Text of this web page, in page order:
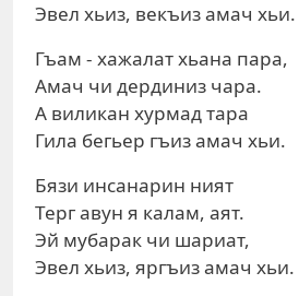
Эвел хьиз, векъиз амач хьи.
Гъам - хажалат хьана пара,
Амач чи дердиниз чара.
А виликан хурмад тара
Гила бегьер гъиз амач хьи.
Бязи инсанарин ният
Терг авун я калам, аят.
Эй мубарак чи шариат,
Эвел хьиз, яргъиз амач хьи.